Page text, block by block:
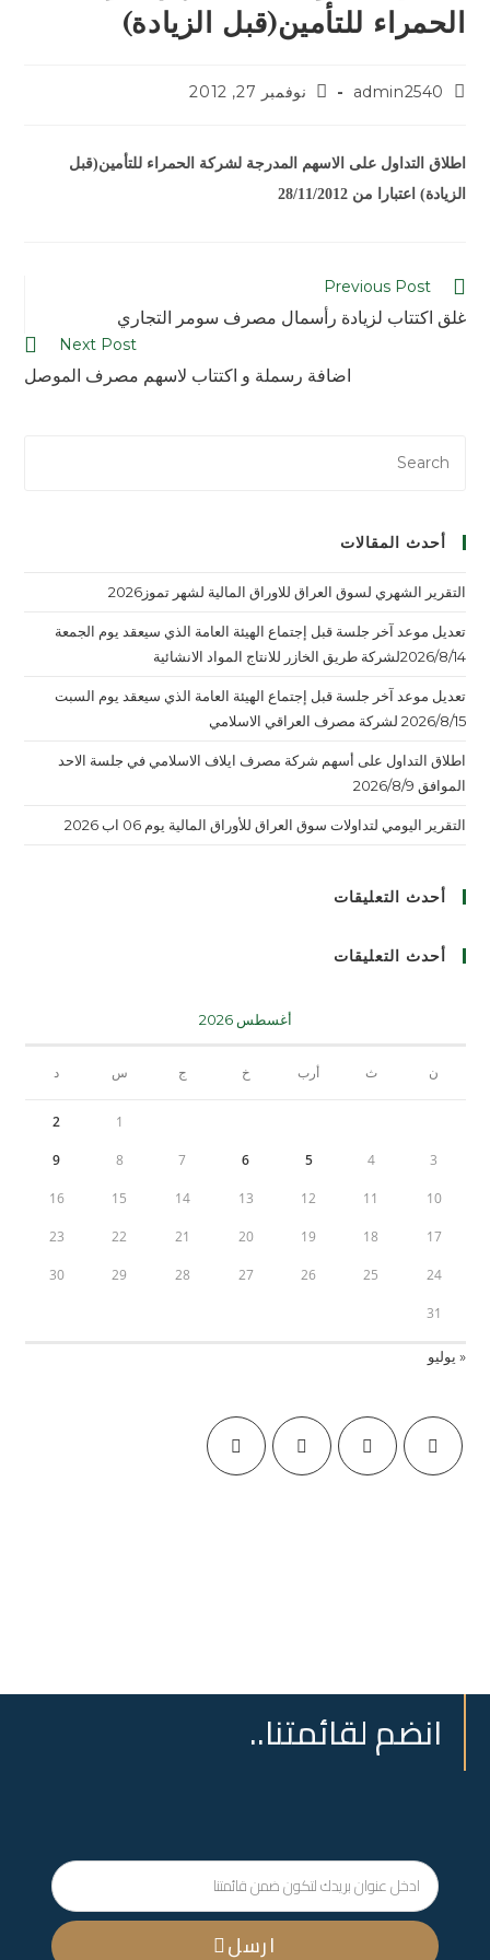
الحمراء للتأمين(قبل الزيادة)
admin2540 نوفمبر 27, 2012
اطلاق التداول على الاسهم المدرجة لشركة الحمراء للتأمين(قبل
الزيادة) اعتبارا من 28/11/2012
Previous Post
غلق اكتتاب لزيادة رأسمال مصرف سومر التجاري
Next Post
اضافة رسملة و اكتتاب لاسهم مصرف الموصل
أحدث المقالات
التقرير الشهري لسوق العراق للاوراق المالية لشهر تموز2026
تعديل موعد آخر جلسة قبل إجتماع الهيئة العامة الذي سيعقد يوم الجمعة
2026/8/14لشركة طريق الخازر للانتاج المواد الانشائية
تعديل موعد آخر جلسة قبل إجتماع الهيئة العامة الذي سيعقد يوم السبت
2026/8/15 لشركة مصرف العراقي الاسلامي
اطلاق التداول على أسهم شركة مصرف ايلاف الاسلامي في جلسة الاحد
الموافق 2026/8/9
التقرير اليومي لتداولات سوق العراق للأوراق المالية يوم 06 اب 2026
أحدث التعليقات
أحدث التعليقات
أغسطس 2026
ن ث أرب خ ج س د
1
2
3
4
5
6
7
8
9
10
11
12
13
14
15
16
17
18
19
20
21
22
23
24
25
26
27
28
29
30
31
« يوليو
انضم لقائمتنا..
ارسل